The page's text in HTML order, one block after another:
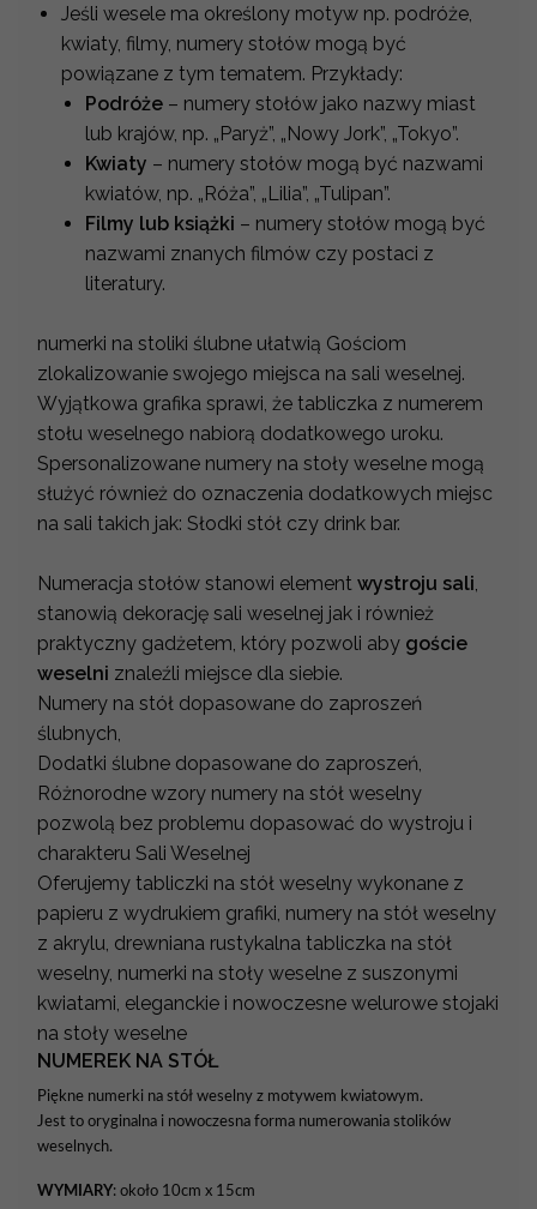
Jeśli wesele ma określony motyw np. podróże,
kwiaty, filmy, numery stołów mogą być
powiązane z tym tematem. Przykłady:
Podróże – numery stołów jako nazwy miast
lub krajów, np. „Paryż”, „Nowy Jork”, „Tokyo”.
Kwiaty – numery stołów mogą być nazwami
kwiatów, np. „Róża”, „Lilia”, „Tulipan”.
Filmy lub książki – numery stołów mogą być
nazwami znanych filmów czy postaci z
literatury.
numerki na stoliki ślubne ułatwią Gościom
zlokalizowanie swojego miejsca na sali weselnej.
Wyjątkowa grafika sprawi, że tabliczka z numerem
stołu weselnego nabiorą dodatkowego uroku.
Spersonalizowane numery na stoły weselne mogą
służyć również do oznaczenia dodatkowych miejsc
na sali takich jak: Słodki stół czy drink bar.
Numeracja stołów stanowi element wystroju sali
stanowią dekorację sali weselnej jak i również
praktyczny gadżetem, który pozwoli aby goście
weselni znaleźli miejsce dla siebie.
Numery na stół dopasowane do zaproszeń
ślubnych,
Dodatki ślubne dopasowane do zaproszeń,
Różnorodne wzory numery na stół weselny
pozwolą bez problemu dopasować do wystroju i
charakteru Sali Weselnej
Oferujemy tabliczki na stół weselny wykonane z
papieru z wydrukiem grafiki, numery na stół weselny
z akrylu, drewniana rustykalna tabliczka na stół
weselny, numerki na stoły weselne z suszonymi
kwiatami, eleganckie i nowoczesne welurowe stojaki
na stoły weselne
NUMEREK NA STÓŁ
Piękne numerki na stół weselny z motywem kwiatowym.
Jest to oryginalna i nowoczesna forma numerowania stolików
weselnych.
WYMIARY: około 10cm x 15cm